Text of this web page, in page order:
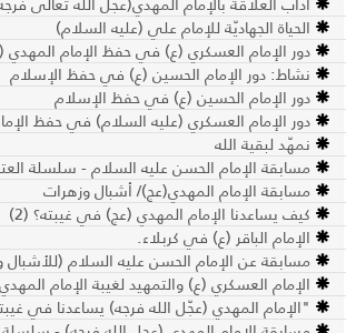
الحياة الجهاديّة للإمام علي (عليه السلام)
دور الإمام العسكري (ع) في حفظ الإمام المهدي
نشاط: دور الإمام الحسين (ع) في حفظ الإسلام
دور الإمام الحسين (ع) في حفظ الإسلام
دور الإمام العسكري (عليه السلام) في حفظ
نمهّد لبقية الله
مسابقة الإمام الحسن عليه السلام - سلسلة
مسابقة الإمام المهدي(عج)/ أشبال وزهرات
كيف يساعدنا الإمام المهدي (عج) في غيبته؟ (2)
الإمام الباقر (ع) في كربلاء.
مسابقة عن الإمام الحسن عليه السلام (للأشبال
الإمام العسكري (ع) والتمهيد لغيبة الإمام
"الإمام المهدي (عجّل الله فرجه) يساعدنا في